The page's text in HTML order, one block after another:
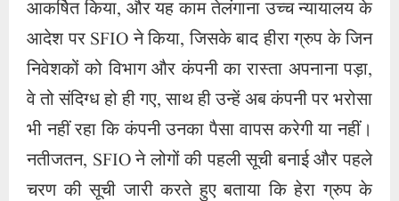
आकर्षित किया, और यह काम तेलंगाना उच्च न्यायालय के
आदेश पर SFIO ने किया, जिसके बाद हीरा ग्रुप के जिन
निवेशकों को विभाग और कंपनी का रास्ता अपनाना पड़ा,
वे तो संदिग्ध हो ही गए, साथ ही उन्हें अब कंपनी पर भरोसा
भी नहीं रहा कि कंपनी उनका पैसा वापस करेगी या नहीं।
नतीजतन, SFIO ने लोगों की पहली सूची बनाई और पहले
चरण की सूची जारी करते हुए बताया कि हेरा ग्रुप के